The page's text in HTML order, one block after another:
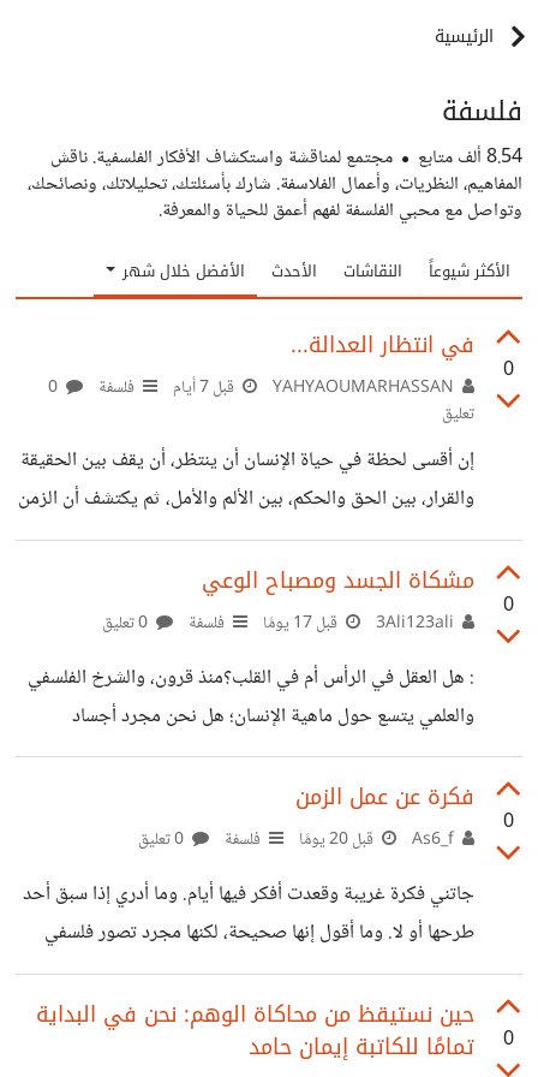
الرئيسية
فلسفة
8.54 ألف متابع
مجتمع لمناقشة واستكشاف الأفكار الفلسفية. ناقش
المفاهيم، النظريات، وأعمال الفلاسفة. شارك بأسئلتك، تحليلاتك، ونصائحك،
وتواصل مع محبي الفلسفة لفهم أعمق للحياة والمعرفة.
الأكثر شيوعاً النقاشات الأحدث الأفضل خلال شهر
0
في انتظار العدالة...
قبل 7 أيام فلسفة
0
تعليق
إن أقسى لحظة في حياة الإنسان أن ينتظر، أن يقف بين الحقيقة
والقرار، بين الحق والحكم، بين الألم والأمل، ثم يكتشف أن الزمن
في قاعات العدالة لا يسير بالسرعة نفسها التي يسير بها وجع
الإنسان. هناك يبدأ الانتظار... والانتظار، في لغة القانون، ليس
دائمًا إجراءً، أحيانًا يكون عقوبةً لم ينص عليها أي قانون. نتحدث
والمواد القانونية، لكننا ننسى أن العدالة لا تُقاس فقط بما تنتهي
إليه القضية، إنها تقاس بما تقطعه من
0
مشكاة الجسد ومصباح الوعي
قبل 17 يومًا فلسفة
: هل العقل في الرأس أم في القلب؟منذ قرون، والشرخ الفلسفي
والعلمي يتسع حول ماهية الإنسان؛ هل نحن مجرد أجساد
بيولوجية محكومة بتفاعلات كيمياء الدماغ، أم أن فينا جوهراً
أعمق يتجاوز المادة؟ في هذا التأمل، ندعوكم لتفكيك ثنائية
(الدماغ والعقل) من منظور يدمج بين الفلسفة الإشراقية والبلاغة
أولى خطوات الوعي تبدأ من تفرقة حاسمة: الدماغ ليس هو
العقل.الدماغ هو العضو المادي الملموس، القابع في الجمجمة،
والمشترك بيولوجياً بين جميع البشر. إنه أشبه
0
فكرة عن عمل الزمن
قبل 20 يومًا فلسفة
جاتني فكرة غريبة وقعدت أفكر فيها أيام. وما أدري إذا سبق أحد
طرحها أو لا. وما أقول إنها صحيحة، لكنها مجرد تصور فلسفي
حبيت أناقشه معكم. وش لو كل الأزمنة موجودة بنفس الوقت؟
يعني أنا ولدت سنة 2026، وفي نفس اللحظة فيه شخص انولد
سنة 1200. بالنسبة لي هو من الماضي، لكن بالنسبة له هو
0
حين نستيقظ من محاكاة الوهم: نحن في البداية
تمامًا للكاتبة إيمان حامد